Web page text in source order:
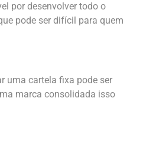
por desenvolver todo o
pode ser difícil para quem
uma cartela fixa pode ser
marca consolidada isso